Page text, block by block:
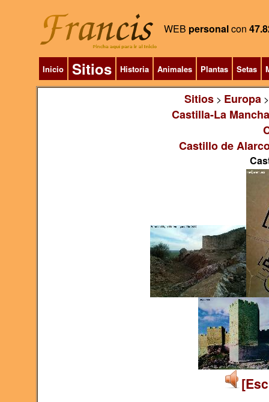
WEB personalcon
Inicio Sitios Historia Animales Plantas Setas
Sitios> Europa
Castilla-La Mancha
Castillo de